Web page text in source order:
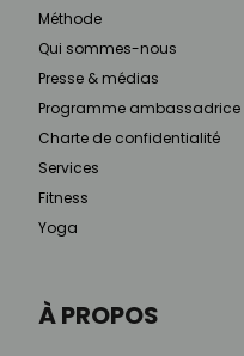
À PROPOS
Méthode
Qui sommes-nous
Presse & médias
Programme ambassadrice
Charte de confidentialité
Services
Fitness
Yoga